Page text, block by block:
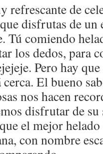
refrescante de
disfrutas de
Tú comiendo
los dedos, para
Pero hay
El bueno
nos hacen
disfrutar de su
el mejor
con nombre